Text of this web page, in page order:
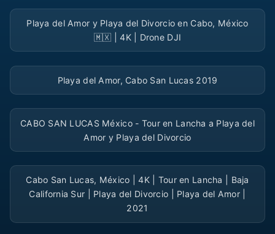
▶
Playa del Amor y Playa del Divorcio en Cabo, México
🇲🇽 | 4K | Drone DJI
▶
Playa del Amor, Cabo San Lucas 2019
▶
CABO SAN LUCAS México - Tour en Lancha a Playa del
Amor y Playa del Divorcio
▶
Cabo San Lucas, México | 4K | Tour en Lancha | Baja
California Sur | Playa del Divorcio | Playa del Amor |
2021